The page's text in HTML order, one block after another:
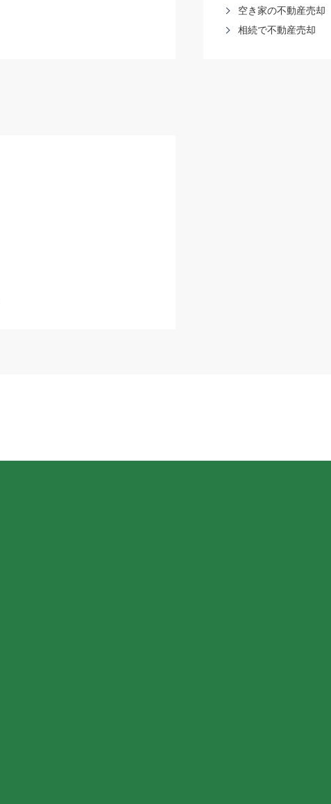
空き家の不動産売却
相続で不動産売却